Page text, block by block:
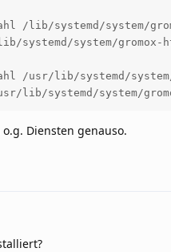
/lib/systemd/system/
system/gromox-
/usr/lib/systemd/
Diensten genauso.